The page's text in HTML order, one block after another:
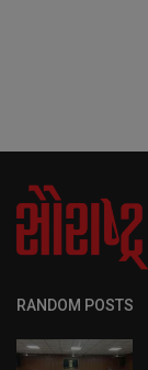
RANDOM POSTS